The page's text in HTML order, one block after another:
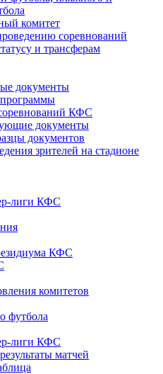
комитет
соревнований
и трансферам
документы
КФС
документы
документов
зрителей на стадионе
лиги КФС
КФС
комитетов
футбола
лиги КФС
матчей